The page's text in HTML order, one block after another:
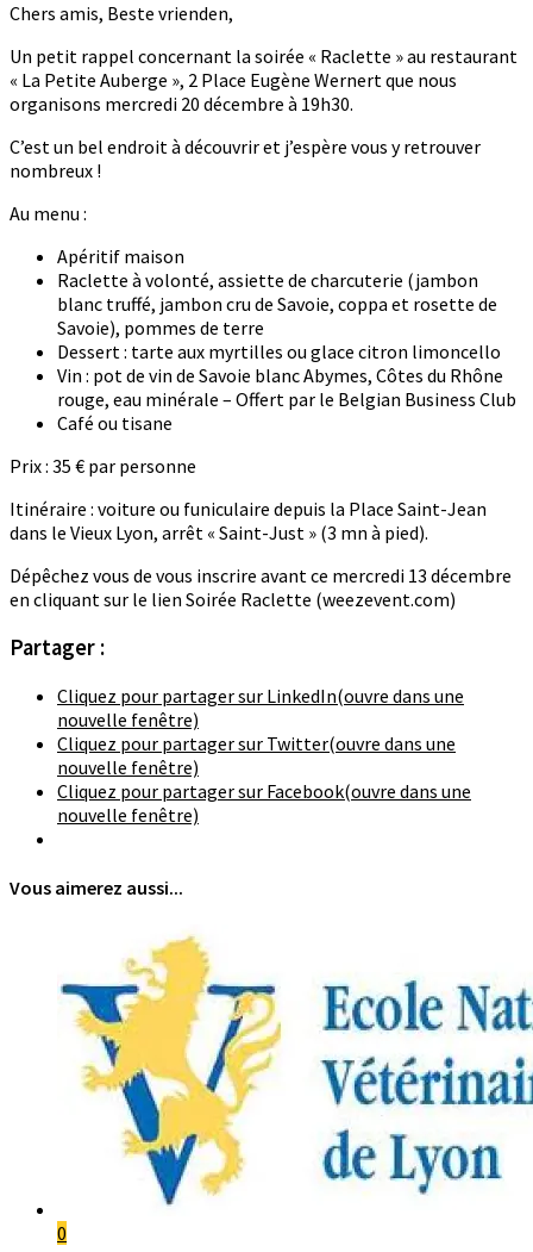
Chers amis, Beste vrienden,
Un petit rappel concernant la soirée « Raclette » au restaurant
« La Petite Auberge », 2 Place Eugène Wernert que nous
organisons mercredi 20 décembre à 19h30.
C’est un bel endroit à découvrir et j’espère vous y retrouver
nombreux !
Au menu :
Apéritif maison
Raclette à volonté, assiette de charcuterie (jambon
blanc truffé, jambon cru de Savoie, coppa et rosette de
Savoie), pommes de terre
Dessert : tarte aux myrtilles ou glace citron limoncello
Vin : pot de vin de Savoie blanc Abymes, Côtes du Rhône
rouge, eau minérale – Offert par le Belgian Business Club
Café ou tisane
Prix : 35 € par personne
Itinéraire : voiture ou funiculaire depuis la Place Saint-Jean
dans le Vieux Lyon, arrêt « Saint-Just » (3 mn à pied).
Dépêchez vous de vous inscrire avant ce mercredi 13 décembre
en cliquant sur le lien Soirée Raclette (weezevent.com)
Partager :
Cliquez pour partager sur LinkedIn(ouvre dans une
nouvelle fenêtre)
Cliquez pour partager sur Twitter(ouvre dans une
nouvelle fenêtre)
Cliquez pour partager sur Facebook(ouvre dans une
nouvelle fenêtre)
Vous aimerez aussi...
0